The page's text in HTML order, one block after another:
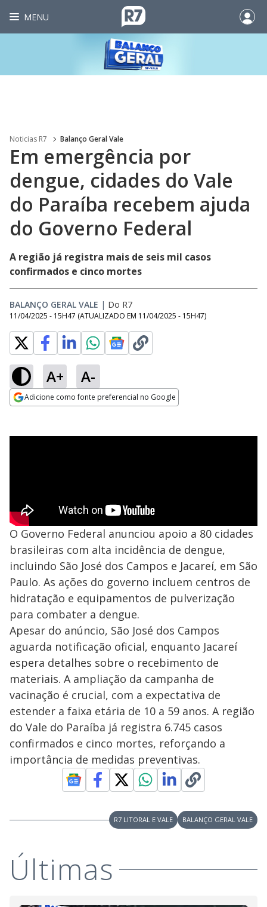
MENU
Noticias R7 Balanço Geral Vale
Em emergência por
dengue, cidades do Vale
do Paraíba recebem ajuda
do Governo Federal
A região já registra mais de seis mil casos
confirmados e cinco mortes
BALANÇO GERAL VALE | Do R7
11/04/2025 - 15H47 (ATUALIZADO EM 11/04/2025 - 15H47)
A+ A-
Adicione como fonte preferencial no Google
O Governo Federal anunciou apoio a 80 cidades
brasileiras com alta incidência de dengue,
incluindo São José dos Campos e Jacareí, em São
Paulo. As ações do governo incluem centros de
hidratação e equipamentos de pulverização
para combater a dengue.
Apesar do anúncio, São José dos Campos
aguarda notificação oficial, enquanto Jacareí
espera detalhes sobre o recebimento de
materiais. A ampliação da campanha de
vacinação é crucial, com a expectativa de
estender a faixa etária de 10 a 59 anos. A região
do Vale do Paraíba já registra 6.745 casos
confirmados e cinco mortes, reforçando a
importância de medidas preventivas.
R7 LITORAL E VALE BALANÇO GERAL VALE
Últimas